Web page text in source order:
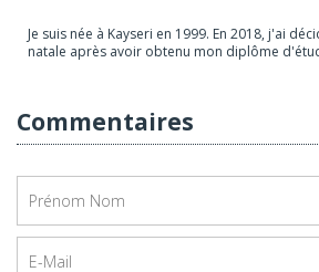
Je suis née à Kayseri en 1999. En 2018, j'ai
natale après avoir obtenu mon diplôme
Commentaires